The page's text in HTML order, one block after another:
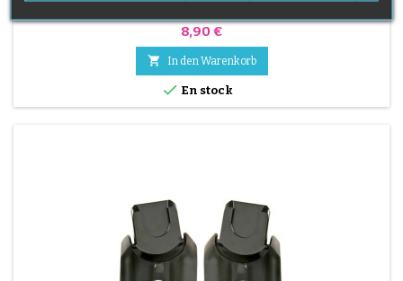
Preis
8,90 €
 In den Warenkorb
 En stock